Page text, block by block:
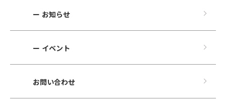
ー お知らせ
ー イベント
お問い合わせ